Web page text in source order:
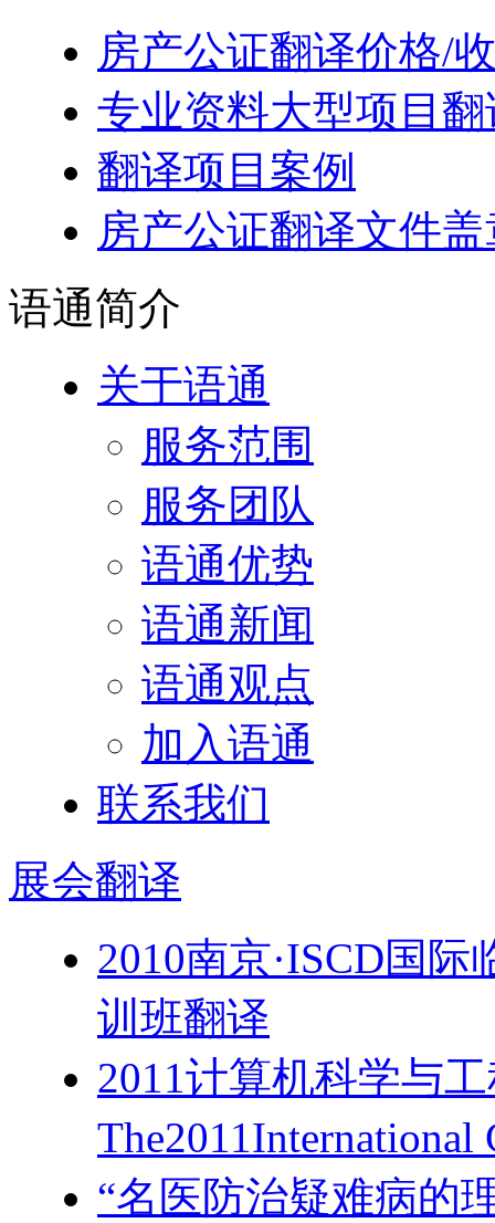
房产公证翻译价格/
专业资料大型项目翻
翻译项目案例
房产公证翻译文件
语通简介
关于语通
服务范围
服务团队
语通优势
语通新闻
语通观点
加入语通
联系我们
展会翻译
2010南京·ISCD国
训班翻译
2011计算机科学与
The2011International
“名医防治疑难病的